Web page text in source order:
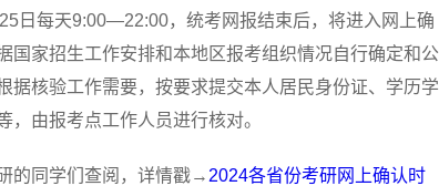
每天9:00—22:00，统考网报结束后，将进入网上确
家招生工作安排和本地区报考组织情况自行确定和公
核验工作需要，按要求提交本人居民身份证、学历学
由报考点工作人员进行核对。
的同学们查阅，详情戳→ 2024各省份考研网上确认时